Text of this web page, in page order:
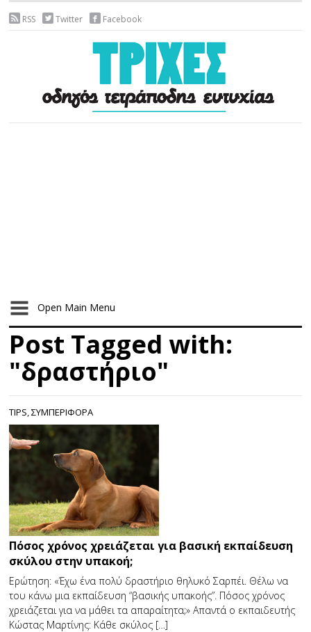
RSS Twitter Facebook
Open Main Menu
Post Tagged with:
"δραστήριο"
TIPS,ΣΥΜΠΕΡΙΦΟΡΑ
Πόσος χρόνος χρειάζεται για βασική εκπαίδευση
σκύλου στην υπακοή;
Ερώτηση: «Έχω ένα πολύ δραστήριο θηλυκό Σαρπέι. Θέλω να
του κάνω μια εκπαίδευση “βασικής υπακοής”. Πόσος χρόνος
χρειάζεται για να μάθει τα απαραίτητα;» Απαντά ο εκπαιδευτής
Κώστας Μαρτίνης: Κάθε σκύλος […]